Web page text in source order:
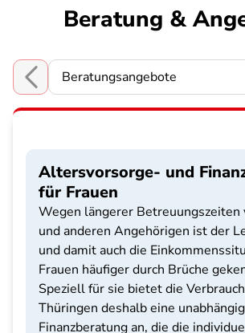
Beratung &
Choose a section
Altersvorsorge- und
für Frauen
Wegen längerer Betreuungszeiten
und anderen Angehörigen ist der
und damit auch die
Frauen häufiger durch Brüche
Speziell für sie bietet die
Thüringen deshalb eine
Finanzberatung an, die die